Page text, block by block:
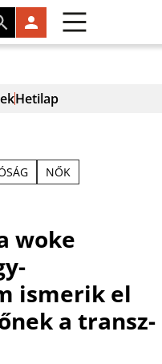
Hetilap
NŐK
woke
ismerik el
a transz-